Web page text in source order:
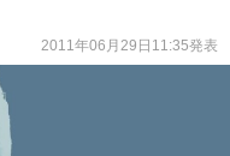
2011年06月29日11:35発表